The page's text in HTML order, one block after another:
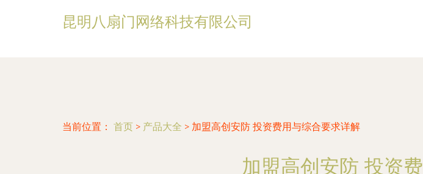
昆明八扇门网络科技有限公司
当前位置： 首页 > 产品大全 > 加盟高创安防 投资费用与综合要求详解
加盟高创安防 投资